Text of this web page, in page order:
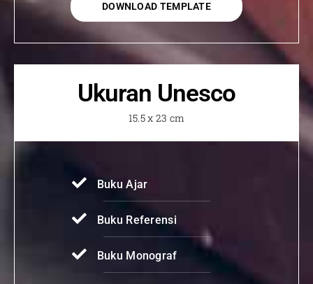
DOWNLOAD TEMPLATE
Ukuran Unesco
15.5 x 23 cm
Buku Ajar
Buku Referensi
Buku Monograf